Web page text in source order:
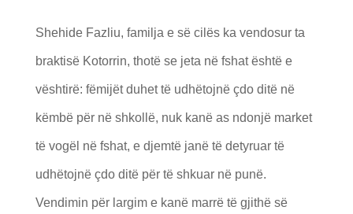
Shehide Fazliu, familja e së cilës ka vendosur ta
braktisë Kotorrin, thotë se jeta në fshat është e
vështirë: fëmijët duhet të udhëtojnë çdo ditë në
këmbë për në shkollë, nuk kanë as ndonjë market
të vogël në fshat, e djemtë janë të detyruar të
udhëtojnë çdo ditë për të shkuar në punë.
Vendimin për largim e kanë marrë të gjithë së